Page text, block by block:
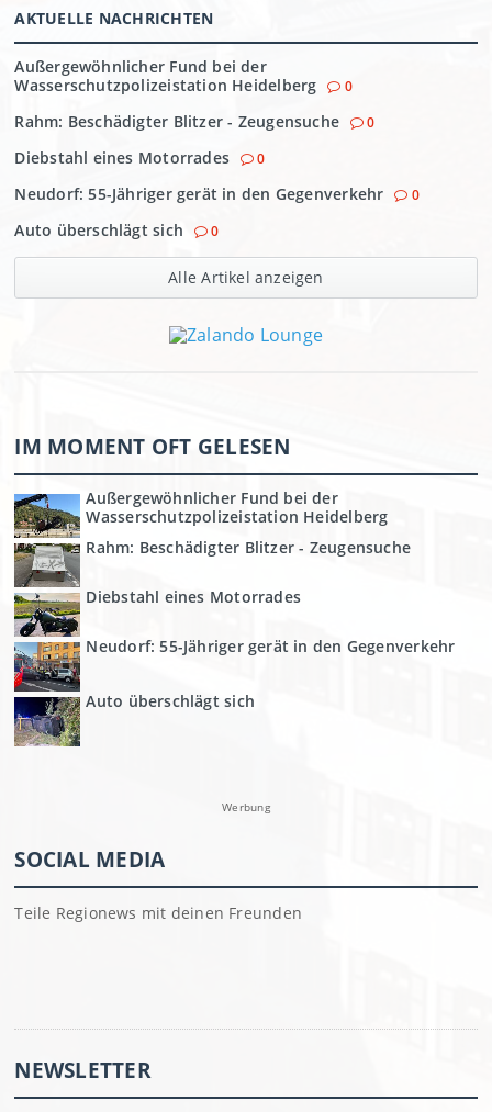
AKTUELLE NACHRICHTEN
Außergewöhnlicher Fund bei der
Wasserschutzpolizeistation Heidelberg
0
Rahm: Beschädigter Blitzer - Zeugensuche 0
Diebstahl eines Motorrades 0
Neudorf: 55-Jähriger gerät in den Gegenverkehr 0
Auto überschlägt sich 0
Alle Artikel anzeigen
IM MOMENT OFT GELESEN
Außergewöhnlicher Fund bei der
Wasserschutzpolizeistation Heidelberg
Rahm: Beschädigter Blitzer - Zeugensuche
Diebstahl eines Motorrades
Neudorf: 55-Jähriger gerät in den Gegenverkehr
Auto überschlägt sich
Werbung
SOCIAL MEDIA
Teile Regionews mit deinen Freunden
NEWSLETTER